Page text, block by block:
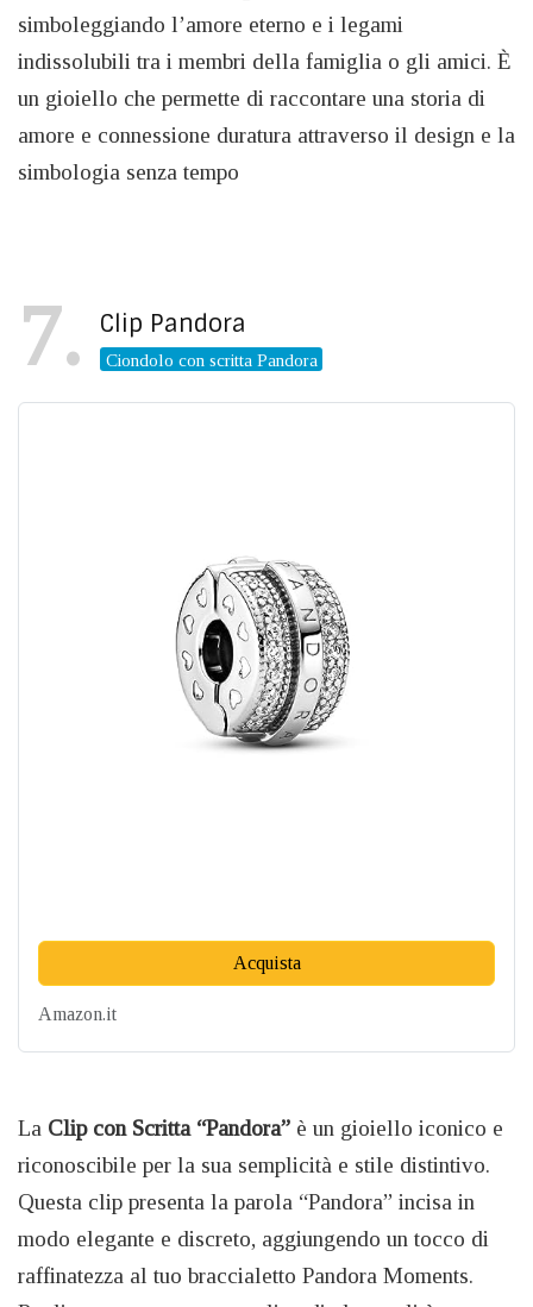
simboleggiando l’amore eterno e i legami
indissolubili tra i membri della famiglia o gli amici. È
un gioiello che permette di raccontare una storia di
amore e connessione duratura attraverso il design e la
simbologia senza tempo
7 Clip Pandora
Ciondolo con scritta Pandora
Acquista
Amazon.it
La Clip con Scritta “Pandora” è un gioiello iconico e
riconoscibile per la sua semplicità e stile distintivo.
Questa clip presenta la parola “Pandora” incisa in
modo elegante e discreto, aggiungendo un tocco di
raffinatezza al tuo braccialetto Pandora Moments.